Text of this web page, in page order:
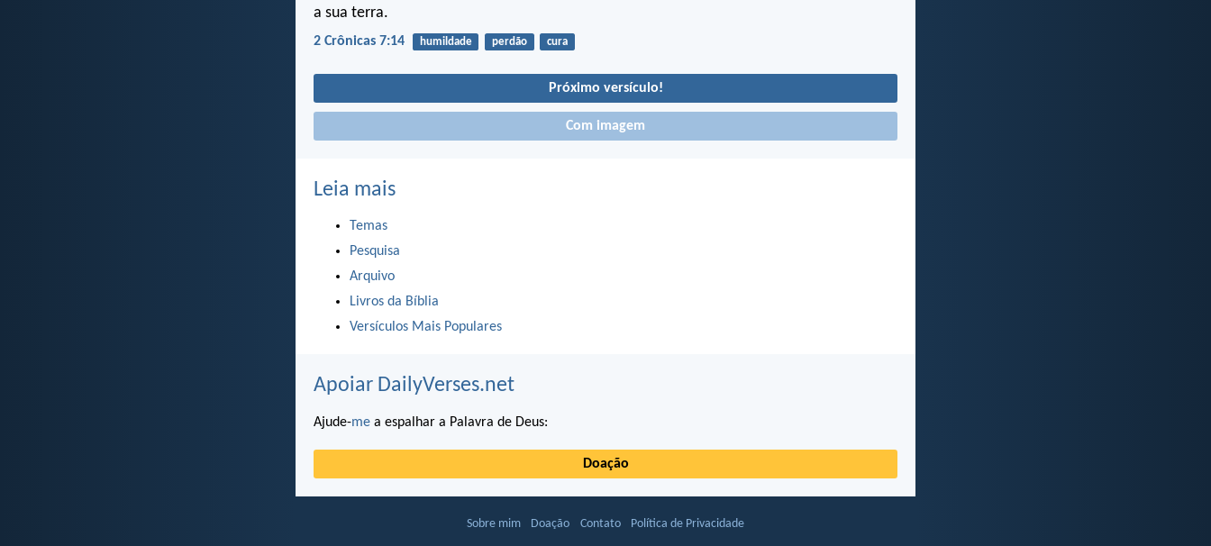
a sua terra.
2 Crônicas 7:14 humildade perdão cura
Próximo versículo!
Com imagem
Leia mais
Temas
Pesquisa
Arquivo
Livros da Bíblia
Versículos Mais Populares
Apoiar DailyVerses.net
Ajude-me a espalhar a Palavra de Deus:
Doação
Sobre mim Doação Contato Política de Privacidade